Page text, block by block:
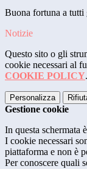
Buona fortuna a tutti
Notizie
Questo sito o gli
cookie necessari al
COOKIE POLICY.
Personalizza
Gestione cookie
In questa schermata
I cookie necessari
piattaforma e non è
Per conoscere quali